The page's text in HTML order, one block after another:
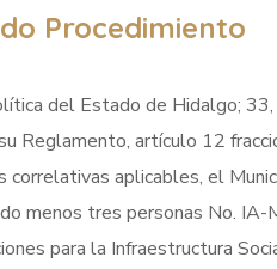
Procedimiento
del Estado de Hidalgo;
Reglamento, artículo 12
aplicables, el
menos tres personas No.
para la Infraestructura